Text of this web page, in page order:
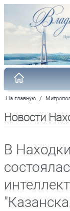
На главную /
Новости
В